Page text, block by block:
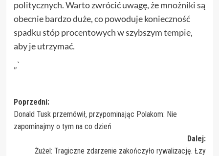
politycznych. Warto zwrócić uwagę, że mnożniki są
obecnie bardzo duże, co powoduje konieczność
spadku stóp procentowych w szybszym tempie,
aby je utrzymać.
„`
Zobacz
wpisy
Poprzedni:
Donald Tusk przemówił, przypominając Polakom: Nie
zapominajmy o tym na co dzień
Dalej:
Żużel: Tragiczne zdarzenie zakończyło rywalizację. Łzy